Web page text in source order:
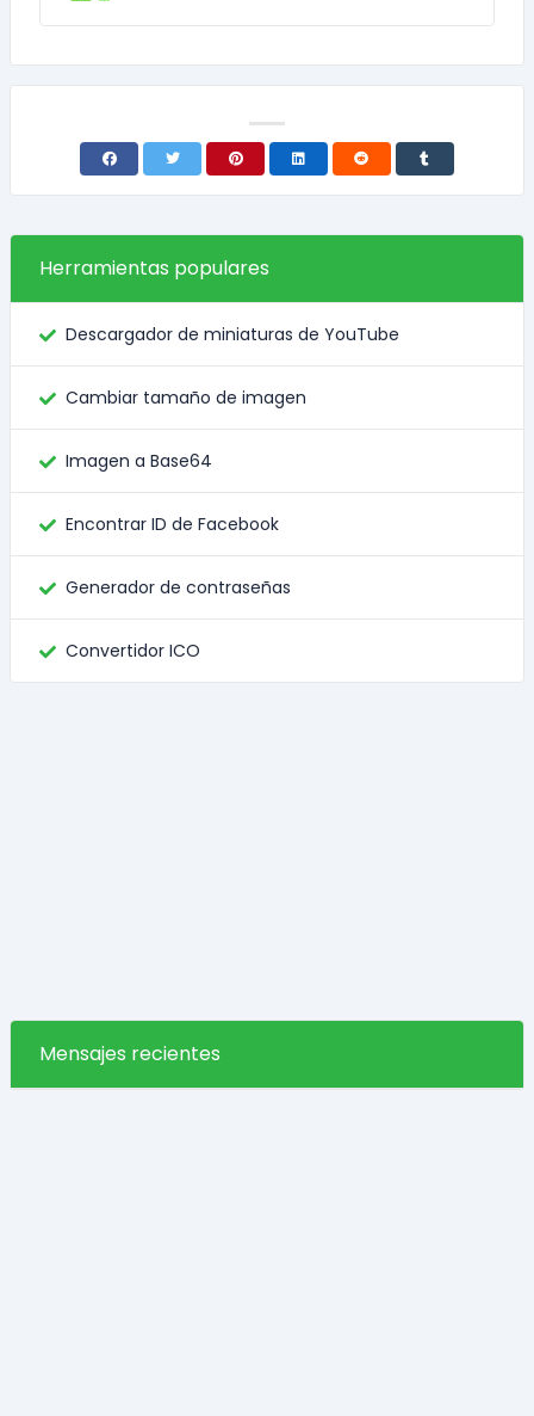
Herramientas populares
Descargador de miniaturas de YouTube
Cambiar tamaño de imagen
Imagen a Base64
Encontrar ID de Facebook
Generador de contraseñas
Convertidor ICO
Mensajes recientes